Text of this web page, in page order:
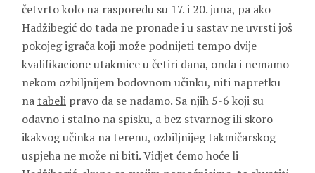
četvrto kolo na rasporedu su 17. i 20. juna, pa ako
Hadžibegić do tada ne pronađe i u sastav ne uvrsti još
pokojeg igrača koji može podnijeti tempo dvije
kvalifikacione utakmice u četiri dana, onda i nemamo
nekom ozbiljnijem bodovnom učinku, niti napretku
na tabeli pravo da se nadamo. Sa njih 5-6 koji su
odavno i stalno na spisku, a bez stvarnog ili skoro
ikakvog učinka na terenu, ozbiljnijeg takmičarskog
uspjeha ne može ni biti. Vidjet ćemo hoće li